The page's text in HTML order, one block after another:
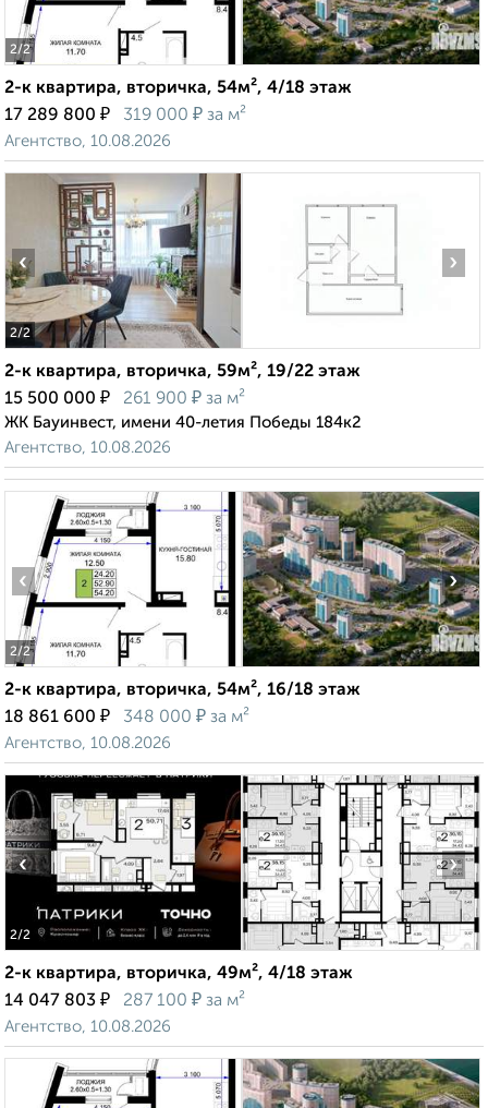
2/2
2-к квартира, вторичка, 54м², 4/18 этаж
17 289 800 ₽ 319 000 ₽ за м²
Агентство, 10.08.2026
2/2
‹ ›
2-к квартира, вторичка, 59м², 19/22 этаж
15 500 000 ₽ 261 900 ₽ за м²
ЖК Бауинвест, имени 40-летия Победы 184к2
Агентство, 10.08.2026
2/2
‹ ›
2-к квартира, вторичка, 54м², 16/18 этаж
18 861 600 ₽ 348 000 ₽ за м²
Агентство, 10.08.2026
2/2
‹ ›
2-к квартира, вторичка, 49м², 4/18 этаж
14 047 803 ₽ 287 100 ₽ за м²
Агентство, 10.08.2026